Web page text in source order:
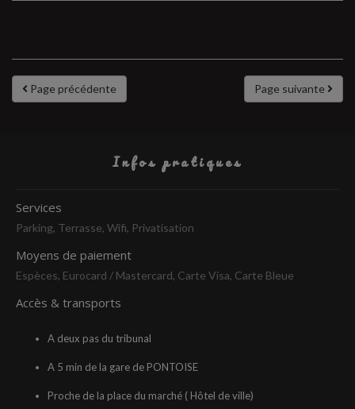
Page suivante
Page précédente
Infos pratiques
Services
Parking, Terrasse, Wifi, Privatisation
Moyens de paiement
Espèces, Eurocard / Mastercard, Carte Visa, Carte Bleue
Accès & transports
A deux pas du tribunal
A 5 min de la gare de PONTOISE
Proche de la place du marché ( Hôtel de ville)